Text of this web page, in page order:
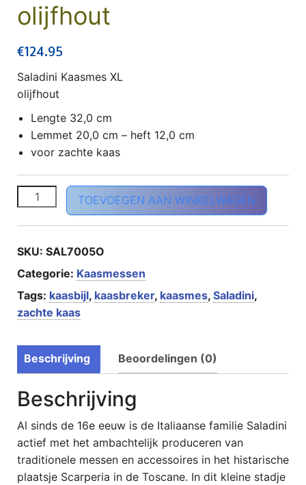
olijfhout
€124.95
Saladini Kaasmes XL
olijfhout
Lengte 32,0 cm
Lemmet 20,0 cm – heft 12,0 cm
voor zachte kaas
Kaasmes groot olijfhout aantal
TOEVOEGEN AAN WINKELWAGEN
SKU: SAL7005O
Categorie: Kaasmessen
Tags: kaasbijl, kaasbreker, kaasmes, Saladini,
zachte kaas
Beschrijving Beoordelingen (0)
Beschrijving
Al sinds de 16e eeuw is de Italiaanse familie Saladini
actief met het ambachtelijk produceren van
traditionele messen en accessoires in het histarische
plaatsje Scarperia in de Toscane. In dit kleine stadje